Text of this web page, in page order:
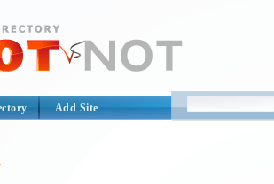
Add Site